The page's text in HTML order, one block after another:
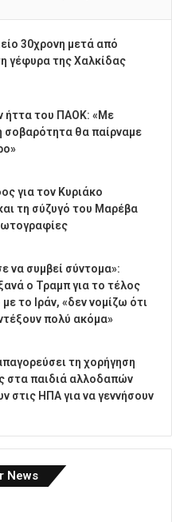
30χρονη μετά από
γέφυρα της Χαλκίδας
ήττα του ΠΑΟΚ: «Με
σοβαρότητα θα παίρναμε
για τον Κυριάκο
τη σύζυγό του Μαρέβα
να συμβεί σύντομα»:
ο Τραμπ για το τέλος
το Ιράν, «δεν νομίζω ότι
πολύ ακόμα»
τη χορήγηση
στα παιδιά αλλοδαπών
στις ΗΠΑ για να γεννήσουν
News